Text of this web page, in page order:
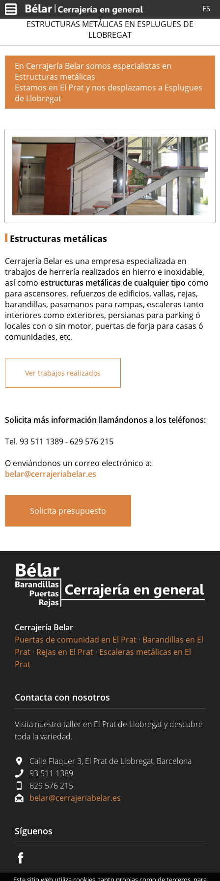
ES
ESTRUCTURAS METÁLICAS EN ESPLUGUES DE
LLOBREGAT
En Cerrajería Belar somos especialistas en
Estructuras metálicas
Estamos en El Prat y nos desplazamos a Esplugues
de Llobregat
Estructuras metálicas
Cerrajería Belar es una empresa especializada en
trabajos de herrería realizados en hierro e inoxidable,
así como estructuras metálicas de cualquier tipo como
para ascensores, refuerzos de edificios, vallas, rejas,
barandillas, pasamanos para rampas, escaleras tanto
interiores como exteriores, persianas para parking ó
locales con o sin motor, puertas de forja para casas ó
comunidades, etc.
Ver trabajos realizados
Solicita más información llamándonos a los teléfonos:
Tel. 93 511 1389 - 629 576 215
O enviándonos un correo electrónico a:
belar@cerrajeriabelar.es
Solicita presupuesto
Cerrajería Belar
Puertas de comunidad en El Prat · Barandillas en El
Prat · Rejas en El Prat · Escaleras metálicas en El
Prat
Contacta con nosotros
Visita nuestro taller en El Prat de Llobregat y descubre
toda la variedad.
Calle Flaquer 3, El Prat de Llobregat, Barcelona
93 511 1389
629 576 215
belar@cerrajeriabelar.es
Síguenos